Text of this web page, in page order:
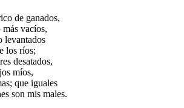
de ganados,
vacíos,
levantados
los ríos;
desatados,
míos,
que iguales
son mis males.